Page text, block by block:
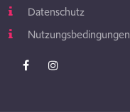
Datenschutz
Nutzungsbedingungen